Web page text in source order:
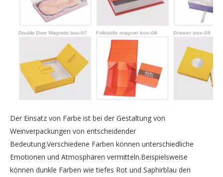
Der Einsatz von Farbe ist bei der Gestaltung von
Weinverpackungen von entscheidender
Bedeutung.Verschiedene Farben können unterschiedliche
Emotionen und Atmosphären vermitteln.Beispielsweise
können dunkle Farben wie tiefes Rot und Saphirblau den